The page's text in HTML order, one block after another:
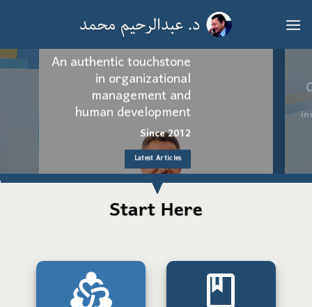
للمحتوى
An authentic touchstone
in organizational
management and
human development
Since 2012
Latest Articles
Start Here